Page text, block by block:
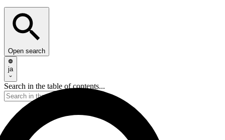
Open search
ja
Search in the table of contents...